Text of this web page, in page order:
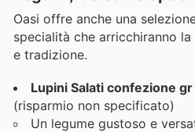
Oasi offre anche una
specialità che arricchiranno
e tradizione.
Lupini Salati confezione
(risparmio non specificato)
Un legume gustoso e